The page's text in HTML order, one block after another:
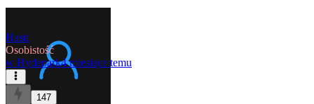
Hasti
Osobistość
w Hydepark4 miesiące temu
147